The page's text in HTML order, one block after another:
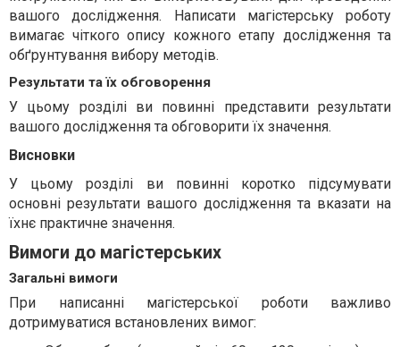
вашого дослідження. Написати магістерську роботу
вимагає чіткого опису кожного етапу дослідження та
обґрунтування вибору методів.
Результати та їх обговорення
У цьому розділі ви повинні представити результати
вашого дослідження та обговорити їх значення.
Висновки
У цьому розділі ви повинні коротко підсумувати
основні результати вашого дослідження та вказати на
їхнє практичне значення.
Вимоги до магістерських
Загальні вимоги
При написанні магістерської роботи важливо
дотримуватися встановлених вимог: